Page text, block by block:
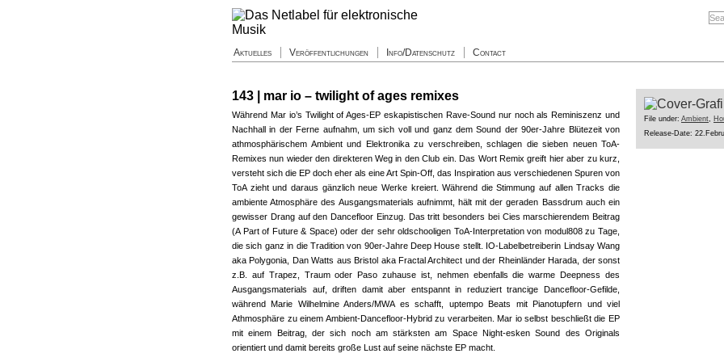
Aktuelles Veröffentlichungen Info/Datenschutz Contact
143 | mar io – twilight of ages remixes
Während Mar io’s Twilight of Ages-EP eskapistischen Rave-Sound nur noch als Reminiszenz und
Nachhall in der Ferne aufnahm, um sich voll und ganz dem Sound der 90er-Jahre Blütezeit von
athmosphärischem Ambient und Elektronika zu verschreiben, schlagen die sieben neuen ToA-
Remixes nun wieder den direkteren Weg in den Club ein. Das Wort Remix greift hier aber zu kurz,
versteht sich die EP doch eher als eine Art Spin-Off, das Inspiration aus verschiedenen Spuren von
ToA zieht und daraus gänzlich neue Werke kreiert. Während die Stimmung auf allen Tracks die
ambiente Atmosphäre des Ausgangsmaterials aufnimmt, hält mit der geraden Bassdrum auch ein
gewisser Drang auf den Dancefloor Einzug. Das tritt besonders bei Cies marschierendem Beitrag
(A Part of Future & Space) oder der sehr oldschooligen ToA-Interpretation von modul808 zu Tage,
die sich ganz in die Tradition von 90er-Jahre Deep House stellt. IO-Labelbetreiberin Lindsay Wang
aka Polygonia, Dan Watts aus Bristol aka Fractal Architect und der Rheinländer Harada, der sonst
z.B. auf Trapez, Traum oder Paso zuhause ist, nehmen ebenfalls die warme Deepness des
Ausgangsmaterials auf, driften damit aber entspannt in reduziert trancige Dancefloor-Gefilde,
während Marie Wilhelmine Anders/MWA es schafft, uptempo Beats mit Pianotupfern und viel
Athmosphäre zu einem Ambient-Dancefloor-Hybrid zu verarbeiten. Mar io selbst beschließt die EP
mit einem Beitrag, der sich noch am stärksten am Space Night-esken Sound des Originals
orientiert und damit bereits große Lust auf seine nächste EP macht.
File under: Ambient,
Release-Date: